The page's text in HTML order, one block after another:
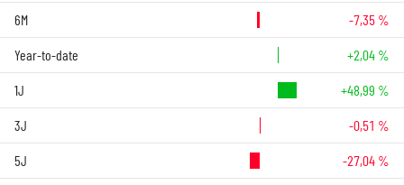
6M -7,35 %
Year-to-date +2,04 %
1J +48,99 %
3J -0,51 %
5J -27,04 %